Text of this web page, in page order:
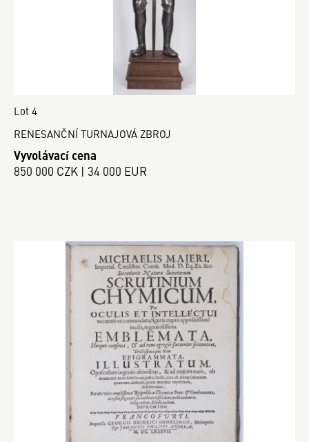
Lot 4
RENESANČNÍ TURNAJOVÁ ZBROJ
Vyvolávací cena
850 000 CZK | 34 000 EUR